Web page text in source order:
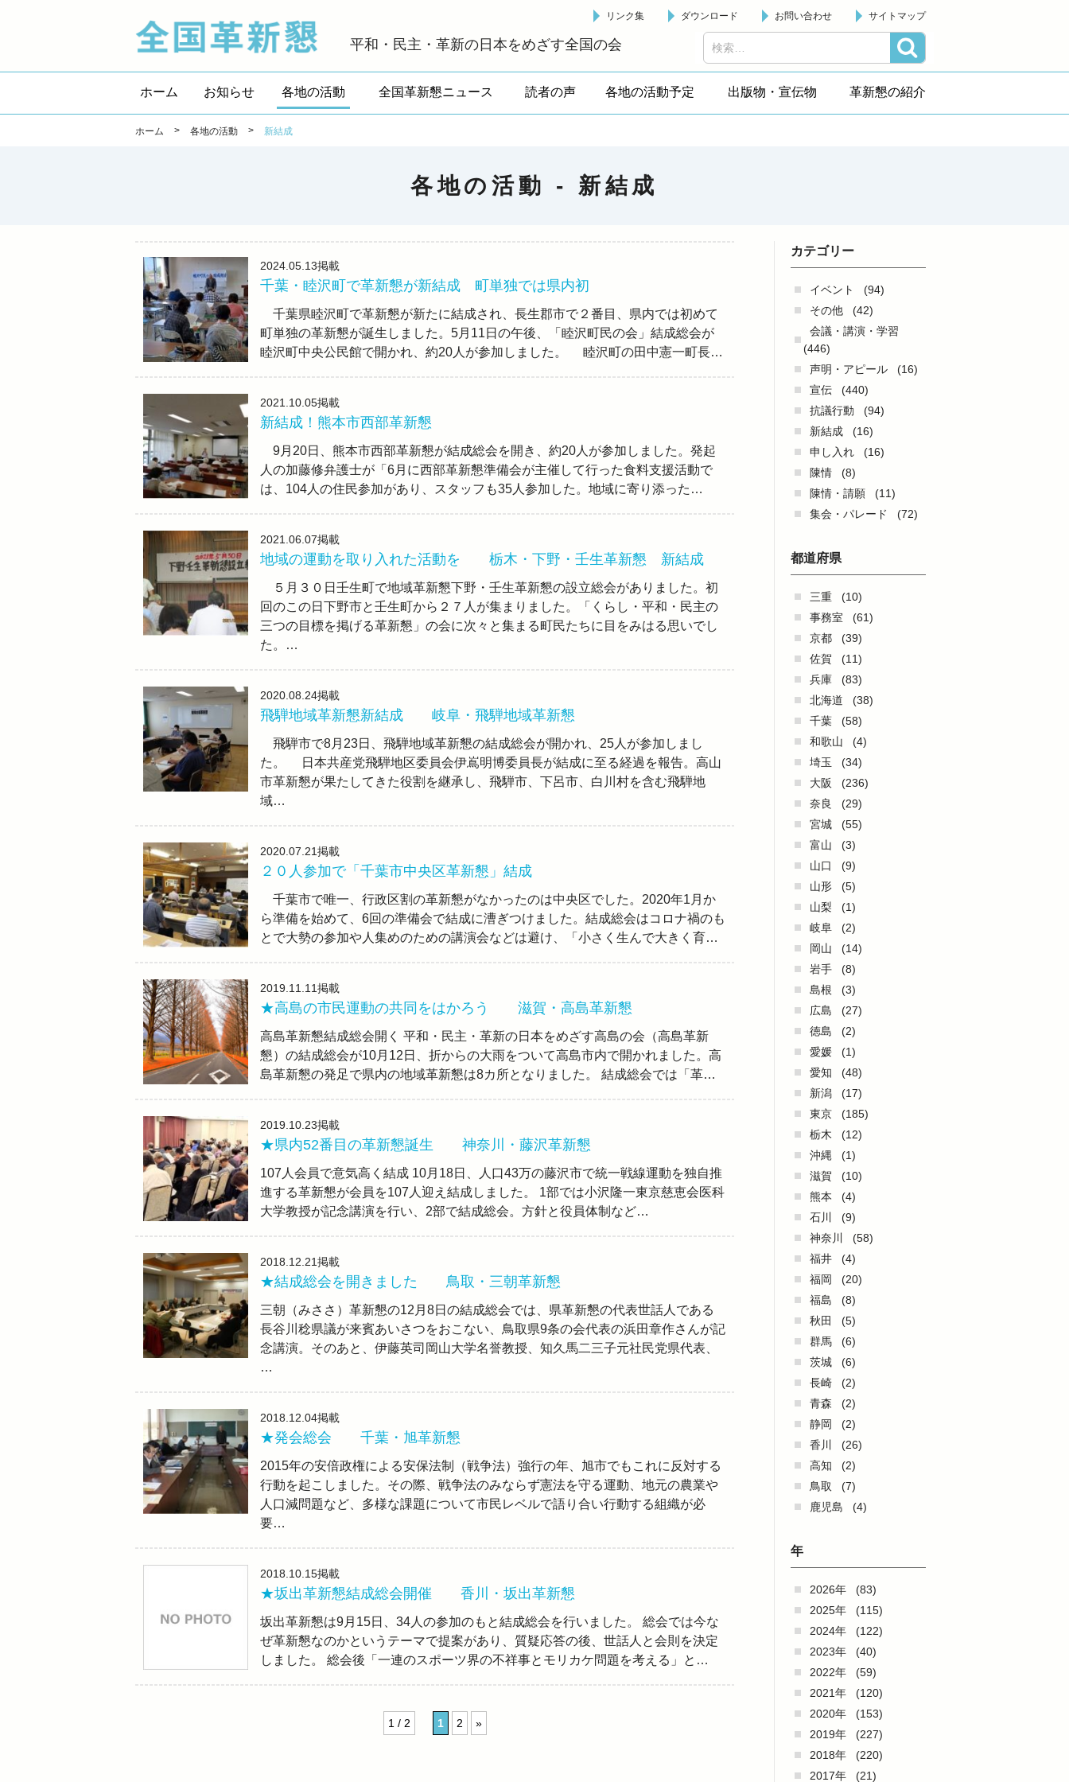
平和・民主・革新の日本をめざす全国の会
リンク集 ダウンロード お問い合わせ サイトマップ
ホーム お知らせ 各地の活動 全国革新懇ニュース 読者の声 各地の活動予定 出版物・宣伝物 革新懇の紹介
ホーム > 各地の活動 > 新結成
各地の活動 - 新結成
2024.05.13掲載
千葉・睦沢町で革新懇が新結成 町単独では県内初
千葉県睦沢町で革新懇が新たに結成され、長生郡市で２番目、県内では初めて
町単独の革新懇が誕生しました。5月11日の午後、「睦沢町民の会」結成総会が
睦沢町中央公民館で開かれ、約20人が参加しました。 睦沢町の田中憲一町長…
2021.10.05掲載
新結成！熊本市西部革新懇
9月20日、熊本市西部革新懇が結成総会を開き、約20人が参加しました。発起
人の加藤修弁護士が「6月に西部革新懇準備会が主催して行った食料支援活動で
は、104人の住民参加があり、スタッフも35人参加した。地域に寄り添った…
2021.06.07掲載
地域の運動を取り入れた活動を 栃木・下野・壬生革新懇 新結成
５月３０日壬生町で地域革新懇下野・壬生革新懇の設立総会がありました。初
回のこの日下野市と壬生町から２７人が集まりました。「くらし・平和・民主の
三つの目標を掲げる革新懇」の会に次々と集まる町民たちに目をみはる思いでし
た。…
2020.08.24掲載
飛騨地域革新懇新結成 岐阜・飛騨地域革新懇
飛騨市で8月23日、飛騨地域革新懇の結成総会が開かれ、25人が参加しまし
た。 日本共産党飛騨地区委員会伊嶌明博委員長が結成に至る経過を報告。高山
市革新懇が果たしてきた役割を継承し、飛騨市、下呂市、白川村を含む飛騨地
域…
2020.07.21掲載
２０人参加で「千葉市中央区革新懇」結成
千葉市で唯一、行政区割の革新懇がなかったのは中央区でした。2020年1月か
ら準備を始めて、6回の準備会で結成に漕ぎつけました。結成総会はコロナ禍のも
とで大勢の参加や人集めのための講演会などは避け、「小さく生んで大きく育…
2019.11.11掲載
★高島の市民運動の共同をはかろう 滋賀・高島革新懇
高島革新懇結成総会開く 平和・民主・革新の日本をめざす高島の会（高島革新
懇）の結成総会が10月12日、折からの大雨をついて高島市内で開かれました。高
島革新懇の発足で県内の地域革新懇は8カ所となりました。 結成総会では「革…
2019.10.23掲載
★県内52番目の革新懇誕生 神奈川・藤沢革新懇
107人会員で意気高く結成 10月18日、人口43万の藤沢市で統一戦線運動を独自推
進する革新懇が会員を107人迎え結成しました。 1部では小沢隆一東京慈恵会医科
大学教授が記念講演を行い、2部で結成総会。方針と役員体制など…
2018.12.21掲載
★結成総会を開きました 鳥取・三朝革新懇
三朝（みささ）革新懇の12月8日の結成総会では、県革新懇の代表世話人である
長谷川稔県議が来賓あいさつをおこない、鳥取県9条の会代表の浜田章作さんが記
念講演。そのあと、伊藤英司岡山大学名誉教授、知久馬二三子元社民党県代表、
…
2018.12.04掲載
★発会総会 千葉・旭革新懇
2015年の安倍政権による安保法制（戦争法）強行の年、旭市でもこれに反対する
行動を起こしました。その際、戦争法のみならず憲法を守る運動、地元の農業や
人口減問題など、多様な課題について市民レベルで語り合い行動する組織が必
要…
2018.10.15掲載
★坂出革新懇結成総会開催 香川・坂出革新懇
坂出革新懇は9月15日、34人の参加のもと結成総会を行いました。 総会では今な
ぜ革新懇なのかというテーマで提案があり、質疑応答の後、世話人と会則を決定
しました。 総会後「一連のスポーツ界の不祥事とモリカケ問題を考える」と…
1 / 2 1 2 »
カテゴリー
イベント
(94)
その他
(42)
会議・講演・学習
(446)
声明・アピール
(16)
宣伝
(440)
抗議行動
(94)
新結成
(16)
申し入れ
(16)
陳情
(8)
陳情・請願
(11)
集会・パレード
(72)
都道府県
三重
(10)
事務室
(61)
京都
(39)
佐賀
(11)
兵庫
(83)
北海道
(38)
千葉
(58)
和歌山
(4)
埼玉
(34)
大阪
(236)
奈良
(29)
宮城
(55)
富山
(3)
山口
(9)
山形
(5)
山梨
(1)
岐阜
(2)
岡山
(14)
岩手
(8)
島根
(3)
広島
(27)
徳島
(2)
愛媛
(1)
愛知
(48)
新潟
(17)
東京
(185)
栃木
(12)
沖縄
(1)
滋賀
(10)
熊本
(4)
石川
(9)
神奈川
(58)
福井
(4)
福岡
(20)
福島
(8)
秋田
(5)
群馬
(6)
茨城
(6)
長崎
(2)
青森
(2)
静岡
(2)
香川
(26)
高知
(2)
鳥取
(7)
鹿児島
(4)
年
2026年
(83)
2025年
(115)
2024年
(122)
2023年
(40)
2022年
(59)
2021年
(120)
2020年
(153)
2019年
(227)
2018年
(220)
2017年
(21)